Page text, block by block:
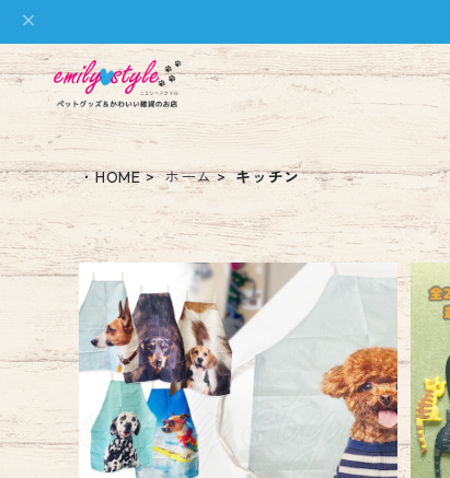
・HOME ホーム キッチン